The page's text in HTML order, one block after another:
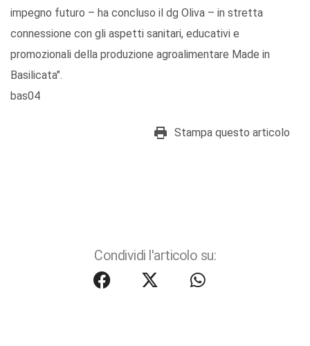
impegno futuro – ha concluso il dg Oliva – in stretta
connessione con gli aspetti sanitari, educativi e
promozionali della produzione agroalimentare Made in
Basilicata".
bas04
Stampa questo articolo
Condividi l'articolo su: